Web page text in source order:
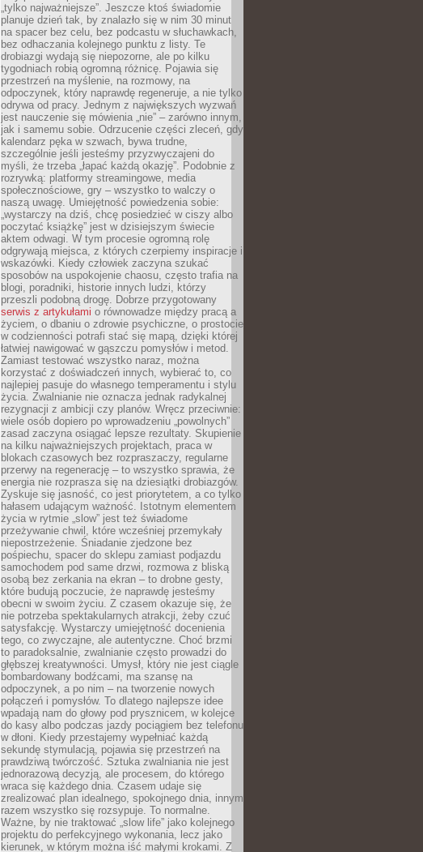
„tylko najważniejsze”. Jeszcze ktoś świadomie
planuje dzień tak, by znalazło się w nim 30 minut
na spacer bez celu, bez podcastu w słuchawkach,
bez odhaczania kolejnego punktu z listy. Te
drobiazgi wydają się niepozorne, ale po kilku
tygodniach robią ogromną różnicę. Pojawia się
przestrzeń na myślenie, na rozmowy, na
odpoczynek, który naprawdę regeneruje, a nie tylko
odrywa od pracy. Jednym z największych wyzwań
jest nauczenie się mówienia „nie” – zarówno innym,
jak i samemu sobie. Odrzucenie części zleceń, gdy
kalendarz pęka w szwach, bywa trudne,
szczególnie jeśli jesteśmy przyzwyczajeni do
myśli, że trzeba „łapać każdą okazję”. Podobnie z
rozrywką: platformy streamingowe, media
społecznościowe, gry – wszystko to walczy o
naszą uwagę. Umiejętność powiedzenia sobie:
„wystarczy na dziś, chcę posiedzieć w ciszy albo
poczytać książkę” jest w dzisiejszym świecie
aktem odwagi. W tym procesie ogromną rolę
odgrywają miejsca, z których czerpiemy inspiracje i
wskazówki. Kiedy człowiek zaczyna szukać
sposobów na uspokojenie chaosu, często trafia na
blogi, poradniki, historie innych ludzi, którzy
przeszli podobną drogę. Dobrze przygotowany
serwis z artykułami o równowadze między pracą a
życiem, o dbaniu o zdrowie psychiczne, o prostocie
w codzienności potrafi stać się mapą, dzięki której
łatwiej nawigować w gąszczu pomysłów i metod.
Zamiast testować wszystko naraz, można
korzystać z doświadczeń innych, wybierać to, co
najlepiej pasuje do własnego temperamentu i stylu
życia. Zwalnianie nie oznacza jednak radykalnej
rezygnacji z ambicji czy planów. Wręcz przeciwnie:
wiele osób dopiero po wprowadzeniu „powolnych”
zasad zaczyna osiągać lepsze rezultaty. Skupienie
na kilku najważniejszych projektach, praca w
blokach czasowych bez rozpraszaczy, regularne
przerwy na regenerację – to wszystko sprawia, że
energia nie rozprasza się na dziesiątki drobiazgów.
Zyskuje się jasność, co jest priorytetem, a co tylko
hałasem udającym ważność. Istotnym elementem
życia w rytmie „slow” jest też świadome
przeżywanie chwil, które wcześniej przemykały
niepostrzeżenie. Śniadanie zjedzone bez
pośpiechu, spacer do sklepu zamiast podjazdu
samochodem pod same drzwi, rozmowa z bliską
osobą bez zerkania na ekran – to drobne gesty,
które budują poczucie, że naprawdę jesteśmy
obecni w swoim życiu. Z czasem okazuje się, że
nie potrzeba spektakularnych atrakcji, żeby czuć
satysfakcję. Wystarczy umiejętność docenienia
tego, co zwyczajne, ale autentyczne. Choć brzmi
to paradoksalnie, zwalnianie często prowadzi do
głębszej kreatywności. Umysł, który nie jest ciągle
bombardowany bodźcami, ma szansę na
odpoczynek, a po nim – na tworzenie nowych
połączeń i pomysłów. To dlatego najlepsze idee
wpadają nam do głowy pod prysznicem, w kolejce
do kasy albo podczas jazdy pociągiem bez telefonu
w dłoni. Kiedy przestajemy wypełniać każdą
sekundę stymulacją, pojawia się przestrzeń na
prawdziwą twórczość. Sztuka zwalniania nie jest
jednorazową decyzją, ale procesem, do którego
wraca się każdego dnia. Czasem udaje się
zrealizować plan idealnego, spokojnego dnia, innym
razem wszystko się rozsypuje. To normalne.
Ważne, by nie traktować „slow life” jako kolejnego
projektu do perfekcyjnego wykonania, lecz jako
kierunek, w którym można iść małymi krokami. Z